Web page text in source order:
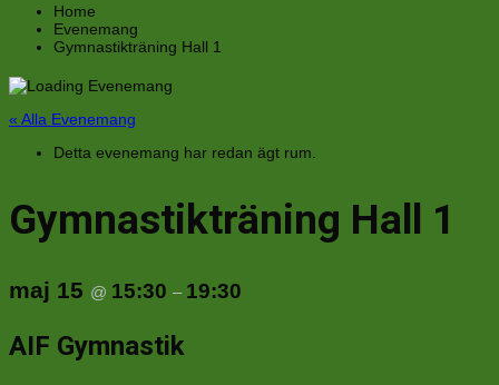
Home
Evenemang
Gymnastikträning Hall 1
« Alla Evenemang
Detta evenemang har redan ägt rum.
Gymnastikträning Hall 1
maj 15 @ 15:30 – 19:30
AIF Gymnastik